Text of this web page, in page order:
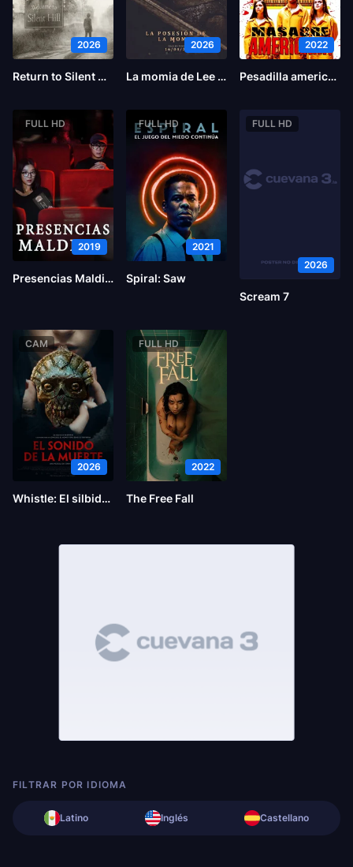
2026
Return to Silent Hill
2026
La momia de Lee Cronin
2022
Pesadilla americana
FULL HD
2019
Presencias Malditas
FULL HD
2021
Spiral: Saw
FULL HD
2026
Scream 7
CAM
2026
Whistle: El silbido del mal
FULL HD
2022
The Free Fall
FILTRAR POR IDIOMA
Latino Inglés Castellano